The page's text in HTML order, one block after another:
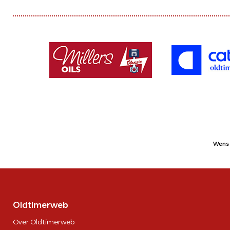
Oldtimerweb
Over Oldtimerweb